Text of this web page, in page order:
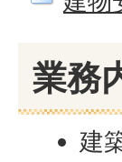
業務
建